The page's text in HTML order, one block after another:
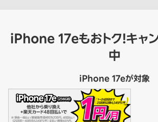
iPhone 17eもおトク！キャ
中
iPhone 17eが対象